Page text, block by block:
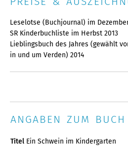
Leselotse (Buchjournal) im
SR Kinderbuchliste im Herbst 2013
Lieblingsbuch des Jahres (gewählt
in und um Verden) 2014
ANGABEN ZUM BUCH
Titel Ein Schwein im Kindergarten